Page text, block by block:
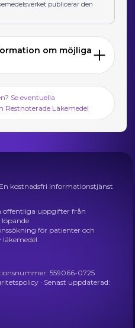
publicerar den
om möjliga
Se eventuella
Restnoterade Läkemedel
En kostnadsfri informationstjänst
offentliga uppgifter från
för patienter och
559066-0725
· Senast uppdaterad: